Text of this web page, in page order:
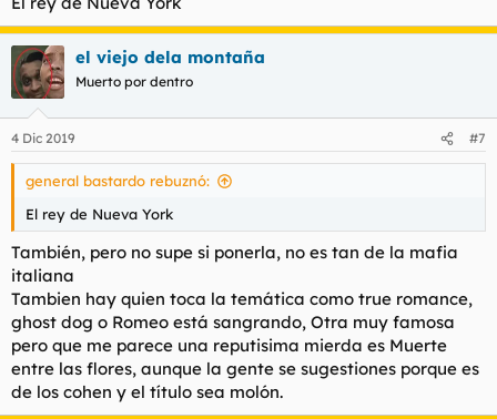
el viejo dela montaña
Muerto por dentro
4 Dic 2019 #7
general bastardo rebuznó:
El rey de Nueva York
También, pero no supe si ponerla, no es tan de la mafia
italiana
Tambien hay quien toca la temática como true romance,
ghost dog o Romeo está sangrando, Otra muy famosa
pero que me parece una reputisima mierda es Muerte
entre las flores, aunque la gente se sugestiones porque es
de los cohen y el título sea molón.